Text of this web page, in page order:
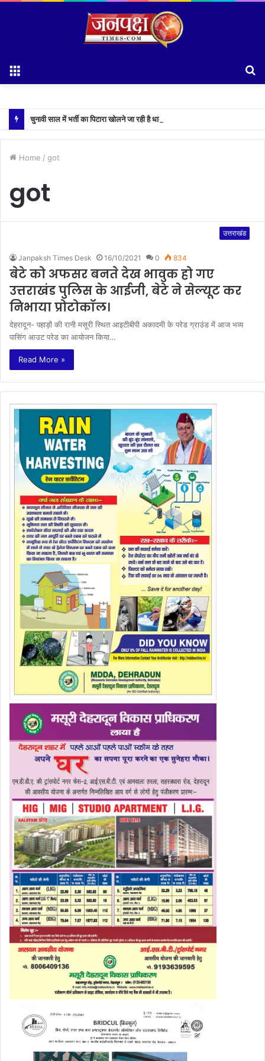
Home / got
got
उत्तराखंड
Janpaksh Times Desk 16/10/2021 0 834
बेटे को अफसर बनते देख भावुक हो गए
उत्तराखंड पुलिस के आईजी, बेटे ने सेल्यूट कर
निभाया प्रोटोकॉल।
देहरादून- पहाड़ों की रानी मसूरी स्थित आइटीबीपी अकादमी के परेड ग्राउंड में आज भव्य
पासिंग आउट परेड का आयोजन किया…
Read More »